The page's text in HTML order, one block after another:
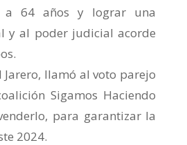
a 64 años y lograr una
y al poder judicial acorde
Jarero, llamó al voto parejo
Sigamos Haciendo
para garantizar la
2024.